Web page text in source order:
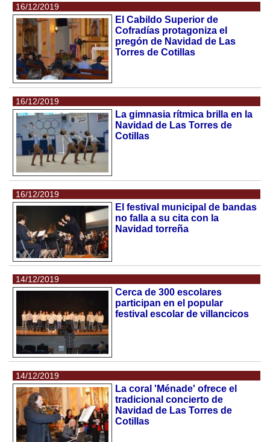
16/12/2019
El Cabildo Superior de
Cofradías protagoniza el
pregón de Navidad de Las
Torres de Cotillas
16/12/2019
La gimnasia rítmica brilla en la
Navidad de Las Torres de
Cotillas
16/12/2019
El festival municipal de bandas
no falla a su cita con la
Navidad torreña
14/12/2019
Cerca de 300 escolares
participan en el popular
festival escolar de villancicos
14/12/2019
La coral 'Ménade' ofrece el
tradicional concierto de
Navidad de Las Torres de
Cotillas